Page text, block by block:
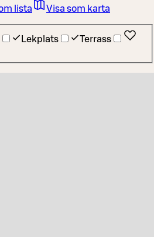
Lekplats
Terrass
lista Visa som karta